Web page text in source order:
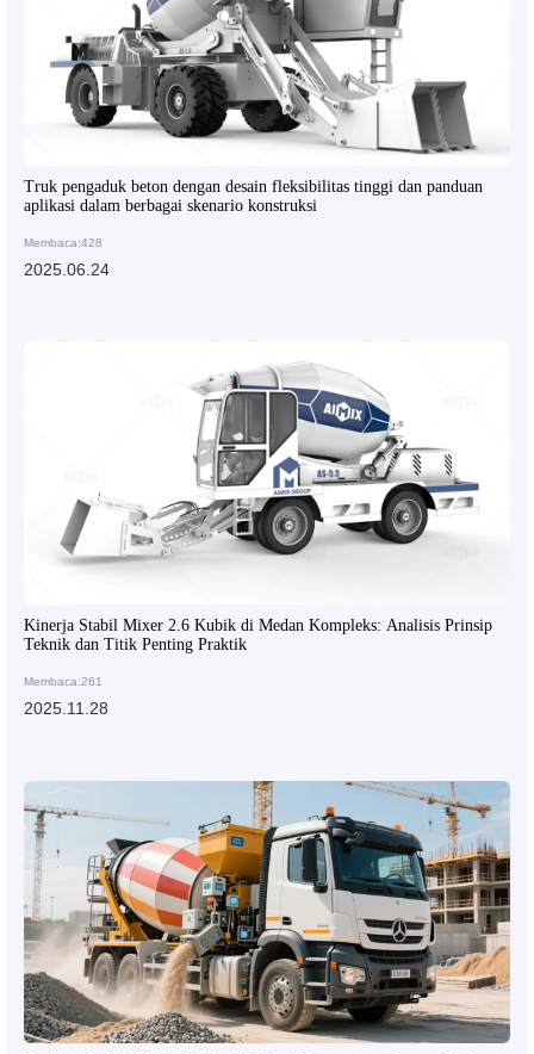
Truk pengaduk beton dengan desain fleksibilitas tinggi dan panduan
aplikasi dalam berbagai skenario konstruksi
Membaca:428
2025.06.24
Kinerja Stabil Mixer 2.6 Kubik di Medan Kompleks: Analisis Prinsip
Teknik dan Titik Penting Praktik
Membaca:261
2025.11.28